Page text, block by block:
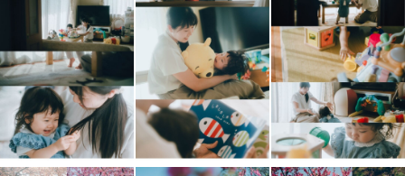
----------【撮影】----------
撮影ってどんな感じ？
うまく笑えるかな？
写真うつり悪いのだけど……